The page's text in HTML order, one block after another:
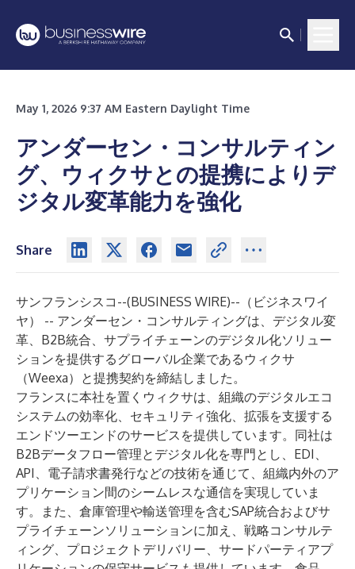
May 1, 2026 9:37 AM Eastern Daylight Time
アンダーセン・コンサルティン
グ、ウィクサとの提携によりデ
ジタル変革能力を強化
Share
サンフランシスコ--(BUSINESS WIRE)-- （ビジネスワイ
ヤ） -- アンダーセン・コンサルティングは、デジタル変
革、B2B統合、サプライチェーンのデジタル化ソリュー
ションを提供するグローバル企業であるウィクサ
（Weexa）と提携契約を締結しました。
フランスに本社を置くウィクサは、組織のデジタルエコ
システムの効率化、セキュリティ強化、拡張を支援する
エンドツーエンドのサービスを提供しています。同社は
B2Bデータフロー管理とデジタル化を専門とし、EDI、
API、電子請求書発行などの技術を通じて、組織内外のア
プリケーション間のシームレスな通信を実現していま
す。また、倉庫管理や輸送管理を含むSAP統合およびサ
プライチェーンソリューションに加え、戦略コンサルテ
ィング、プロジェクトデリバリー、サードパーティアプ